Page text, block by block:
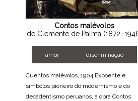
Contos malévolos
de Clemente de Palma
amor discriminação
Cuentos malévolos, 1904 Expoente e
símbolos pioneiro do modernismo e do
decadentismo peruanos, a obra Contos